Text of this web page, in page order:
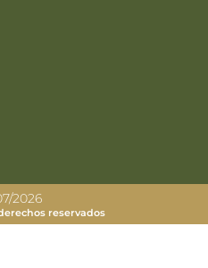
2026
reservados